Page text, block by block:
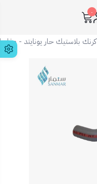
٠
كرنك بلاستيك حار يونايتد -